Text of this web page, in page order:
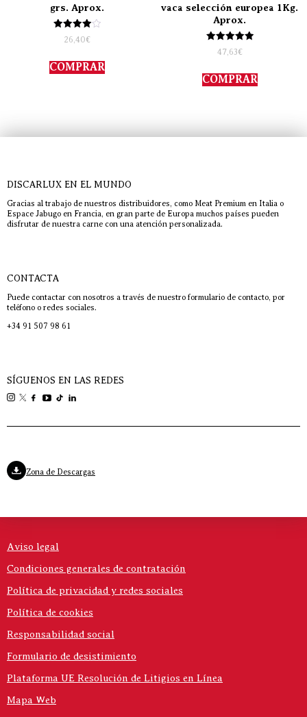
grs. Aprox.
Valorado
con
de 5
26,40€
COMPRAR
vaca selección europea 1Kg.
Aprox.
Valorado
con
de 5
47,63€
COMPRAR
DISCARLUX EN EL MUNDO
Gracias al trabajo de nuestros distribuidores, como Meat Premium en Italia o
Espace Jabugo en Francia, en gran parte de Europa muchos países pueden
disfrutar de nuestra carne con una atención personalizada.
CONTACTA
Puede contactar con nosotros a través de nuestro formulario de contacto, por
teléfono o redes sociales.
+34 91 507 98 61
SÍGUENOS EN LAS REDES
Zona de Descargas
Aviso legal
Condiciones generales de contratación
Política de privacidad y redes sociales
Política de cookies
Responsabilidad social
Formulario de desistimiento
Plataforma UE Resolución de Litigios en Línea
Mapa Web